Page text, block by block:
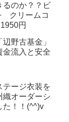
るのか？？ビ
クリームコ
円
野古基金」
金流入と安全
テージ衣装を
織オーダーシ
た！！(^^)v